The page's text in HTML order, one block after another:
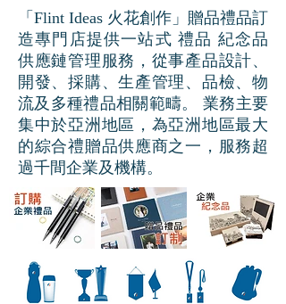
「Flint Ideas 火花創作」贈品禮品訂
造專門店提供一站式 禮品 紀念品
供應鏈管理服務，從事產品設計、
開發、採購、生產管理、品檢、物
流及多種禮品相關範疇。 業務主要
集中於亞洲地區，為亞洲地區最大
的綜合禮贈品供應商之一，服務超
過千間企業及機構。